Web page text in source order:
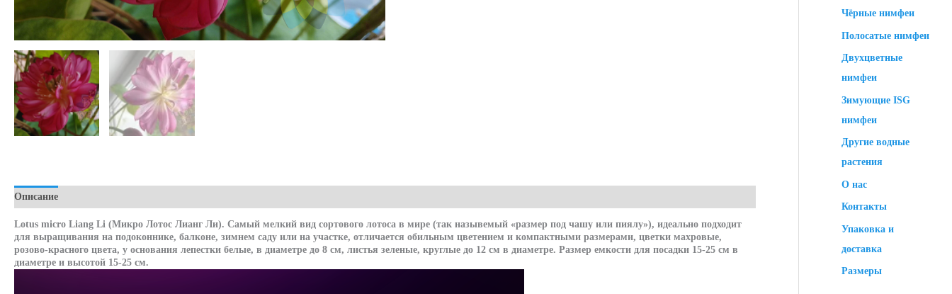
Описание
Lotus micro Liang Li (Микро Лотос Лианг Ли). Самый мелкий вид сортового лотоса в мире (так назывемый «размер под чашу или пиялу»), идеально подходит
для выращивания на подоконнике, балконе, зимнем саду или на участке, отличается обильным цветением и компактными размерами, цветки махровые,
розово-красного цвета, у основания лепестки белые, в диаметре до 8 см, листья зеленые, круглые до 12 см в диаметре. Размер емкости для посадки 15-25 см в
диаметре и высотой 15-25 см.
Чёрные нимфеи
Полосатые нимфеи
Двухцветные
нимфеи
Зимующие ISG
нимфеи
Другие водные
растения
О нас
Контакты
Упаковка и
доставка
Размеры